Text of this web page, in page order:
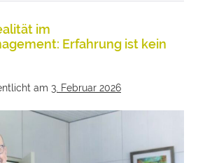
im
Erfahrung ist kein
am 3. Februar 2026